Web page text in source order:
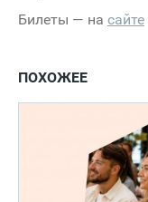
Билеты — на сайте
ПОХОЖЕЕ